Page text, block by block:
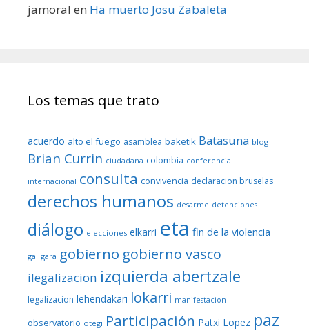
jamoral en Ha muerto Josu Zabaleta
Los temas que trato
acuerdo alto el fuego asamblea baketik Batasuna blog
Brian Currin ciudadana colombia conferencia
internacional consulta convivencia declaracion bruselas
derechos humanos desarme detenciones
diálogo elecciones elkarri eta fin de la violencia
gal gara gobierno gobierno vasco
ilegalizacion izquierda abertzale
legalizacion lehendakari lokarri manifestacion
observatorio otegi Participación Patxi Lopez paz